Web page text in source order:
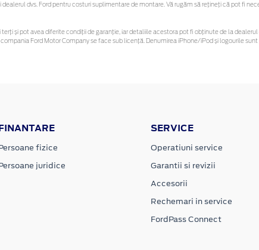
dvs. Ford pentru costuri suplimentare de montare. Vă rugăm să rețineți că pot fi
și pot avea diferite condiții de garanție, iar detaliile acestora pot fi obținute de la
Ford Motor Company se face sub licență. Denumirea iPhone/iPod și logourile
fizice
juridice
SERVICE
Operatiuni service
Garantii si revizii
Accesorii
Rechemari in service
FordPass Connect